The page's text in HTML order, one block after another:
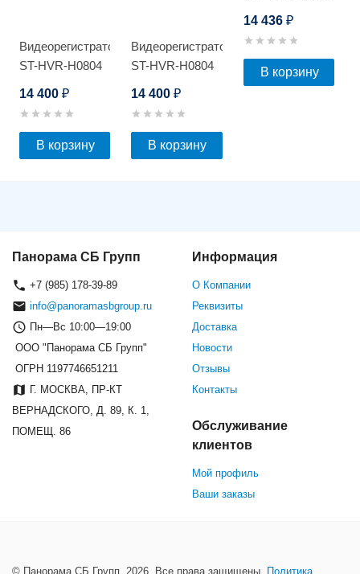
Видеорегистратор
ST-HVR-H0804
14 400 ₽
В корзину
Видеорегистратор
ST-HVR-H0804
14 400₽
В корзину
14 436 ₽
В корзину
Панорама СБ Групп
+7 (985) 178-39-89
info@panoramasbgroup.ru
Пн—Вс 10:00—19:00
ООО "Панорама СБ Групп"
ОГРН 1197746651211
Г. МОСКВА, ПР-КТ
ВЕРНАДСКОГО, Д. 89, К. 1,
ПОМЕЩ. 86
Информация
О Компании
Реквизиты
Доставка
Новости
Отзывы
Контакты
Обслуживание
клиентов
Мой профиль
Ваши заказы
© Панорама СБ Групп, 2026. Все права защищены. Политика